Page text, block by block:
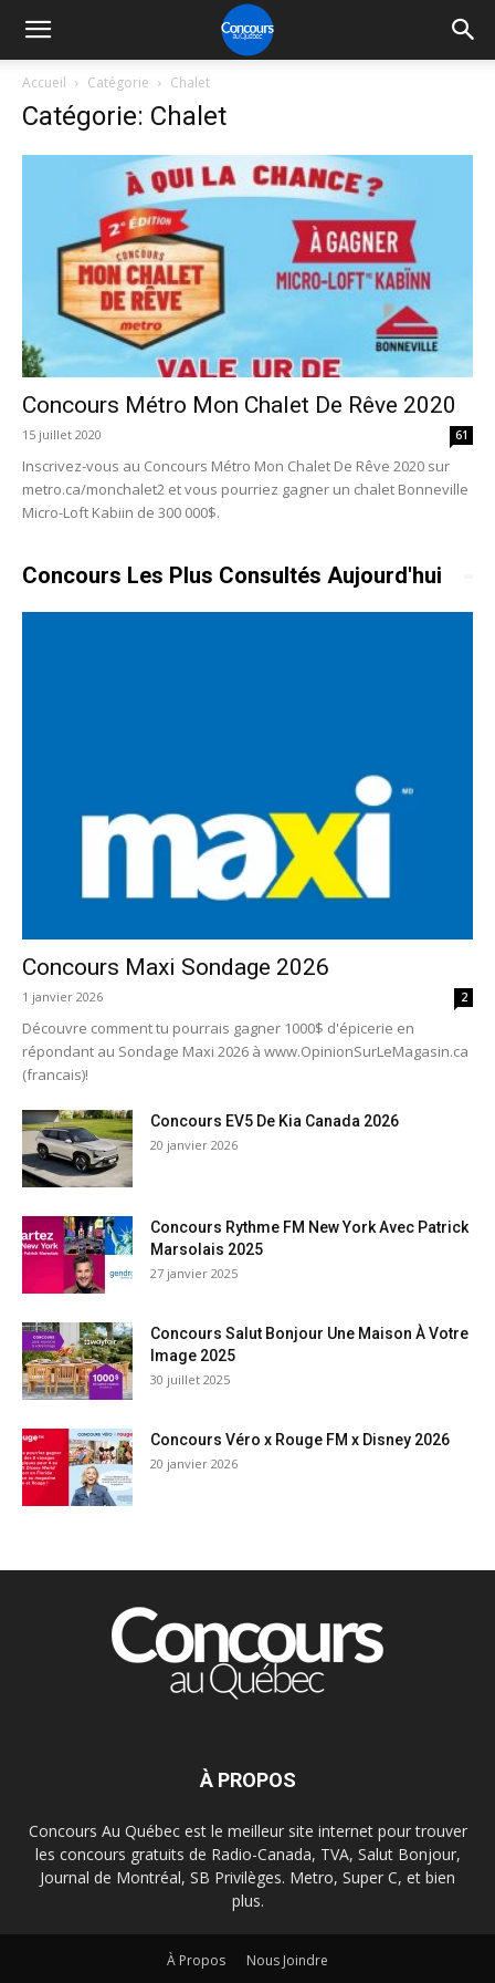
Accueil Catégorie Chalet
Catégorie: Chalet
Concours Métro Mon Chalet De Rêve 2020
15 juillet 2020 61
Inscrivez-vous au Concours Métro Mon Chalet De Rêve 2020 sur
metro.ca/monchalet2 et vous pourriez gagner un chalet Bonneville
Micro-Loft Kabiin de 300 000$.
Concours Les Plus Consultés Aujourd'hui
Concours Maxi Sondage 2026
1 janvier 2026 2
Découvre comment tu pourrais gagner 1000$ d'épicerie en
répondant au Sondage Maxi 2026 à www.OpinionSurLeMagasin.ca
(francais)!
Concours EV5 De Kia Canada 2026
20 janvier 2026
Concours Rythme FM New York Avec Patrick
Marsolais 2025
27 janvier 2025
Concours Salut Bonjour Une Maison À Votre
Image 2025
30 juillet 2025
Concours Véro x Rouge FM x Disney 2026
20 janvier 2026
À PROPOS
Concours Au Québec est le meilleur site internet pour trouver
les concours gratuits de Radio-Canada, TVA, Salut Bonjour,
Journal de Montréal, SB Privilèges. Metro, Super C, et bien
plus.
À Propos Nous Joindre